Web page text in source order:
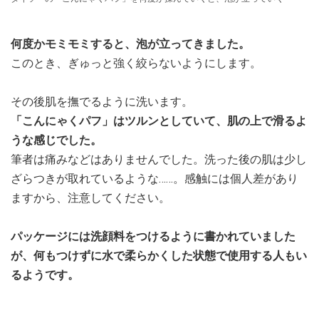
何度かモミモミすると、泡が立ってきました。
このとき、ぎゅっと強く絞らないようにします。
その後肌を撫でるように洗います。
「こんにゃくパフ」はツルンとしていて、肌の上で滑るよ
うな感じでした。
筆者は痛みなどはありませんでした。洗った後の肌は少し
ざらつきが取れているような……。感触には個人差があり
ますから、注意してください。
パッケージには洗顔料をつけるように書かれていました
が、何もつけずに水で柔らかくした状態で使用する人もい
るようです。